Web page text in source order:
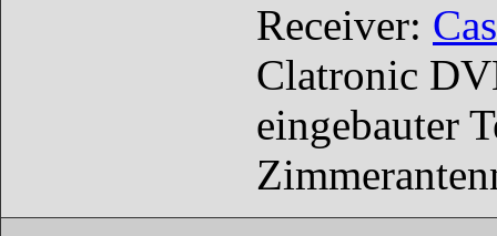
Receiver:
Clatronic
eingebauter